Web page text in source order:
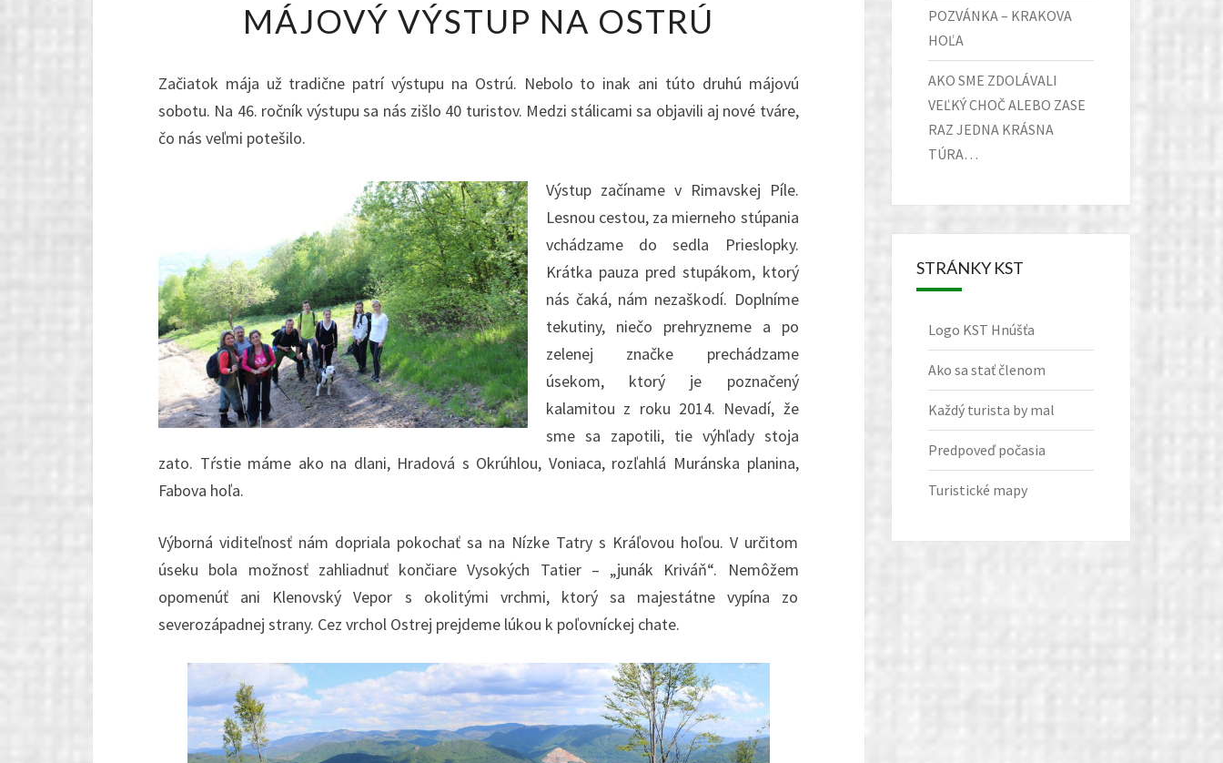
VÝSTUP
OSTRÚ
MÁJOVÝ VÝSTUP NA OSTRÚ
Začiatok mája už tradične patrí výstupu na Ostrú. Nebolo to inak ani túto druhú májovú
sobotu. Na 46. ročník výstupu sa nás zišlo 40 turistov. Medzi stálicami sa objavili aj nové tváre,
čo nás veľmi potešilo.
Výstup začíname v Rimavskej Píle.
Lesnou cestou, za mierneho stúpania
vchádzame do sedla Prieslopky.
Krátka pauza pred stupákom, ktorý
nás čaká, nám nezaškodí. Doplníme
tekutiny, niečo prehryzneme a po
zelenej značke prechádzame
úsekom, ktorý je poznačený
kalamitou z roku 2014. Nevadí, že
sme sa zapotili, tie výhľady stoja
zato. Tŕstie máme ako na dlani, Hradová s Okrúhlou, Voniaca, rozľahlá Muránska planina,
Fabova hoľa.
Výborná viditeľnosť nám dopriala pokochať sa na Nízke Tatry s Kráľovou hoľou. V určitom
úseku bola možnosť zahliadnuť končiare Vysokých Tatier – „junák Kriváň“. Nemôžem
opomenúť ani Klenovský Vepor s okolitými vrchmi, ktorý sa majestátne vypína zo
severozápadnej strany. Cez vrchol Ostrej prejdeme lúkou k poľovníckej chate.
POZVÁNKA – KRAKOVA
HOĽA
AKO SME ZDOLÁVALI
VEĽKÝ CHOČ ALEBO ZASE
RAZ JEDNA KRÁSNA
TÚRA…
STRÁNKY KST
Logo KST Hnúšťa
Ako sa stať členom
Každý turista by mal
Predpoveď počasia
Turistické mapy